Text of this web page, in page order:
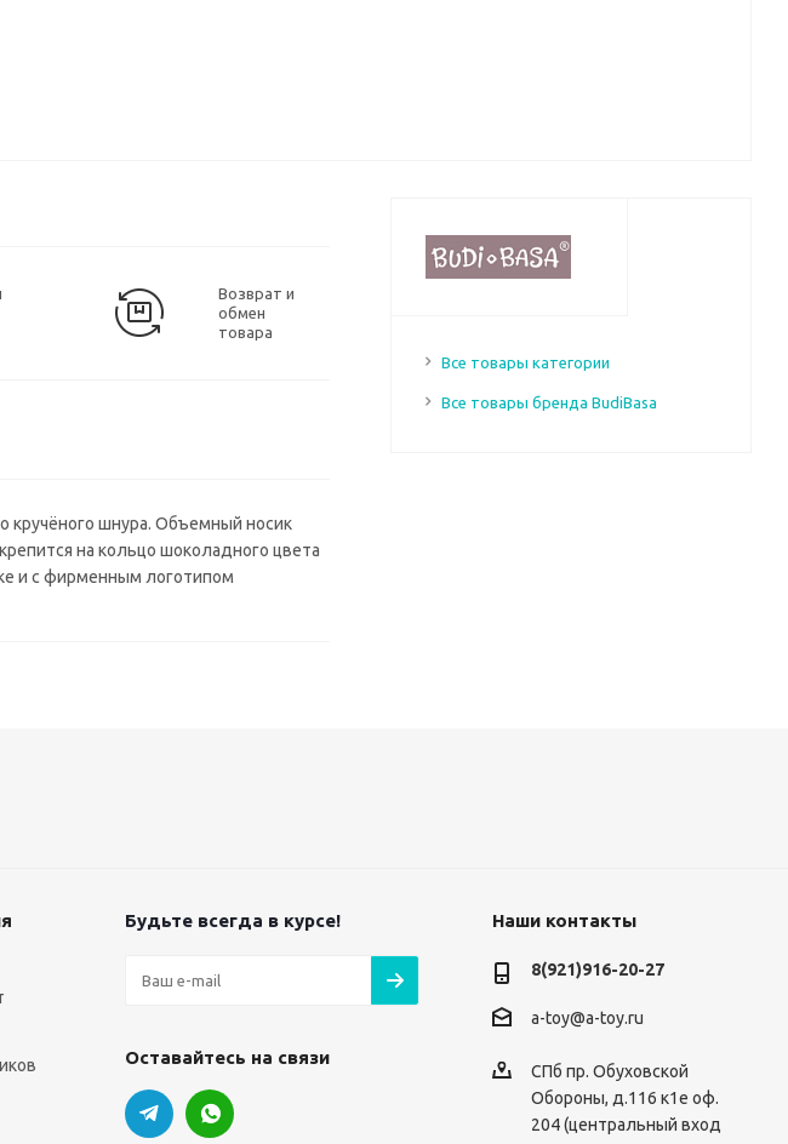
Возврат и
обмен
товара
кручёного шнура. Объемный носик
на кольцо шоколадного цвета
и с фирменным логотипом
Все товары категории
Все товары бренда BudiBasa
Будьте всегда в курсе!
Оставайтесь на связи
Наши контакты
8(921)916-20-27
a-toy@a-toy.ru
СПб пр. Обуховской
Обороны, д.116 к1е оф.
204 (центральный вход